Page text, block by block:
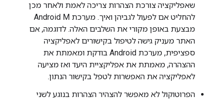
שאפליקציה צורכת הצהרות צריכה לאמת ולאחר מכן
להחליט אם לפעול לגביהן ואיך. מערכת Android M
מבצעת באופן מקורי את השלבים האלה. לדוגמה, אם
האתר מעניק גישה לטיפול בקישורים לאפליקציה
ספציפית, מערכת Android בודקת ומאמתת את
ההצהרה, מאמתת את אפליקציית היעד ואז מציעה
לאפליקציה את האפשרות לטפל בקישור הנתון.
הפרוטוקול לא מאפשר להצהיר הצהרות בנוגע לשני